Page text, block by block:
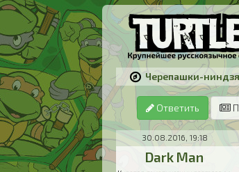
Черепашки-ниндзя
Ответить
30.08.2016, 19:18
Dark Man